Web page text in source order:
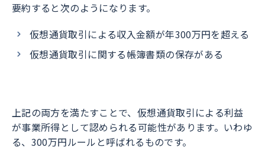
要約すると次のようになります。
仮想通貨取引による収入金額が年300万円を超える
仮想通貨取引に関する帳簿書類の保存がある
上記の両方を満たすことで、仮想通貨取引による利益
が事業所得として認められる可能性があります。 いわゆ
る、300万円ルールと呼ばれるものです。